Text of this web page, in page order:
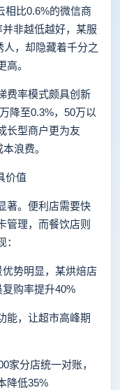
相比0.6%的微信商
非越低越好，某服
，却隐藏着千分之
。
率模式颇具创新
降至0.3%，50万以
长型商户更为友
浪费。
价值
。便利店需要快
管理，而餐饮店则
势明显，某烘焙店
购率提升40%
，让超市高峰期
分店统一对账，
降低35%